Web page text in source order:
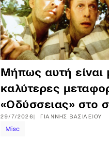
Μήπως αυτή είναι
καλύτερες
«Οδύσσειας» στο
29/7/2026 ΓΙΆΝΝΗΣ ΒΑΣΙΛΕΊΟΥ
Misc